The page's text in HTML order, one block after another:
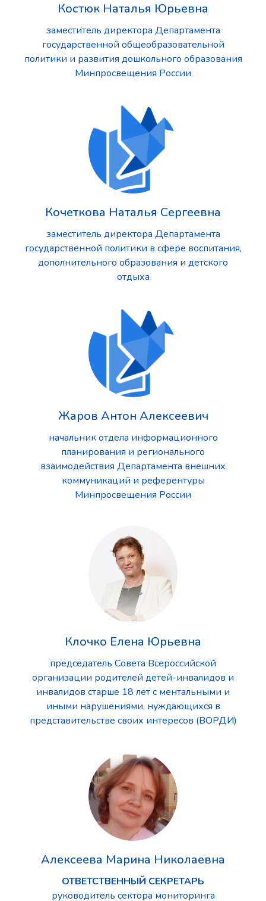
Костюк Наталья Юрьевна
заместитель директора Департамента
государственной общеобразовательной
политики и развития дошкольного образования
Минпросвещения России
Кочеткова Наталья Сергеевна
заместитель директора Департамента
государственной политики в сфере воспитания,
дополнительного образования и детского
отдыха
Жаров Антон Алексеевич
начальник отдела информационного
планирования и регионального
взаимодействия Департамента внешних
коммуникаций и референтуры
Минпросвещения России
Клочко Елена Юрьевна
председатель Совета Всероссийской
организации родителей детей-инвалидов и
инвалидов старше 18 лет с ментальными и
иными нарушениями, нуждающихся в
представительстве своих интересов (ВОРДИ)
Алексеева Марина Николаевна
ОТВЕТСТВЕННЫЙ СЕКРЕТАРЬ
руководитель сектора мониторинга